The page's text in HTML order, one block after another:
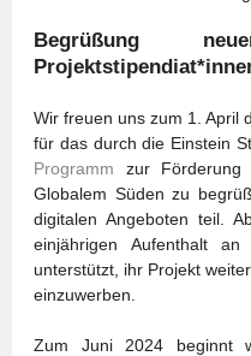
Begrüßung
Wir freuen uns zum 1. April
für das durch die Einstein
Programm zur Förderung
Globalem Süden zu
digitalen Angeboten teil.
einjährigen Aufenthalt
unterstützt, ihr Projekt
einzuwerben.
Zum Juni 2024 beginnt